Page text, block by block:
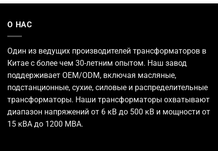
О НАС
Один из ведущих производителей трансформаторов в
Китае с более чем 30-летним опытом. Наш завод
поддерживает OEM/ODM, включая масляные,
подстанционные, сухие, силовые и распределительные
трансформаторы. Наши трансформаторы охватывают
диапазон напряжений от 6 кВ до 500 кВ и мощности от
15 кВА до 1200 МВА.